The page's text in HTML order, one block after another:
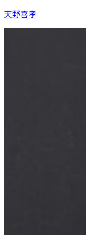
天野喜孝